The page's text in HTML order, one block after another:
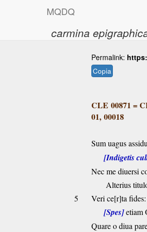
MQDQ
carmina
Permalink:
Copia
CLE 00871 =
01, 00018
Sum uagus
[Indigetis
Nec me diuersi
Alterius titulo
5
Veri ce[r]ta
[Spes]etiam
Quare o diua